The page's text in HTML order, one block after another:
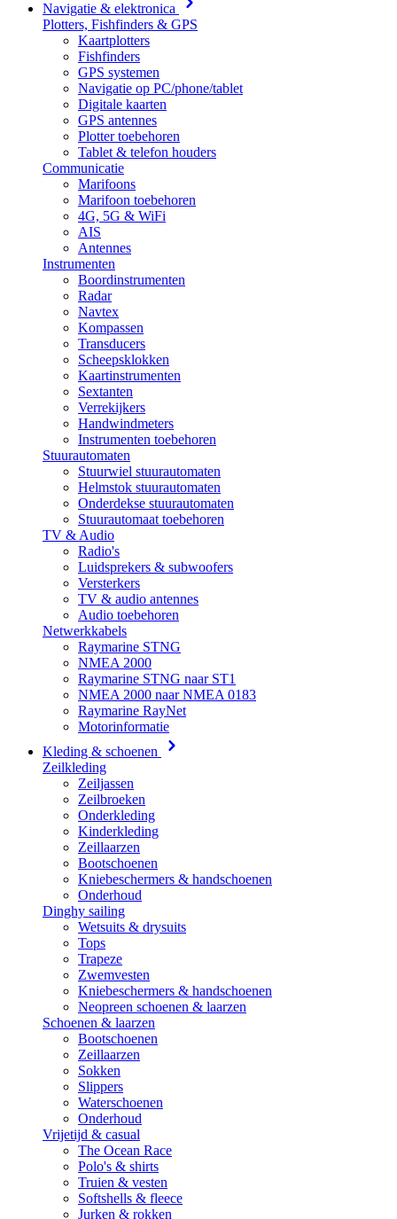
Navigatie & elektronica
Plotters, Fishfinders & GPS
Kaartplotters
Fishfinders
GPS systemen
Navigatie op PC/phone/tablet
Digitale kaarten
GPS antennes
Plotter toebehoren
Tablet & telefon houders
Communicatie
Marifoons
Marifoon toebehoren
4G, 5G & WiFi
AIS
Antennes
Instrumenten
Boordinstrumenten
Radar
Navtex
Kompassen
Transducers
Scheepsklokken
Kaartinstrumenten
Sextanten
Verrekijkers
Handwindmeters
Instrumenten toebehoren
Stuurautomaten
Stuurwiel stuurautomaten
Helmstok stuurautomaten
Onderdekse stuurautomaten
Stuurautomaat toebehoren
TV & Audio
Radio's
Luidsprekers & subwoofers
Versterkers
TV & audio antennes
Audio toebehoren
Netwerkkabels
Raymarine STNG
NMEA 2000
Raymarine STNG naar ST1
NMEA 2000 naar NMEA 0183
Raymarine RayNet
Motorinformatie
Kleding & schoenen
Zeilkleding
Zeiljassen
Zeilbroeken
Onderkleding
Kinderkleding
Zeillaarzen
Bootschoenen
Kniebeschermers & handschoenen
Onderhoud
Dinghy sailing
Wetsuits & drysuits
Tops
Trapeze
Zwemvesten
Kniebeschermers & handschoenen
Neopreen schoenen & laarzen
Schoenen & laarzen
Bootschoenen
Zeillaarzen
Sokken
Slippers
Waterschoenen
Onderhoud
Vrijetijd & casual
The Ocean Race
Polo's & shirts
Truien & vesten
Softshells & fleece
Jurken & rokken